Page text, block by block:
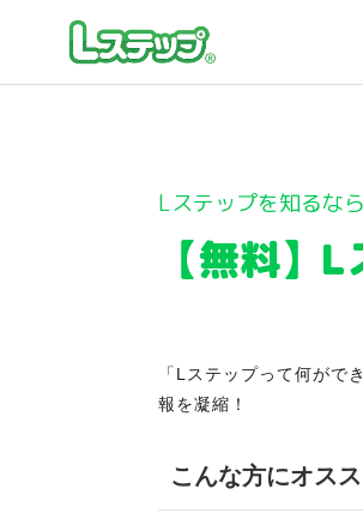
Lステップを知るな
【無料】
「Lステップって何がで
報を凝縮！
こんな方にオス